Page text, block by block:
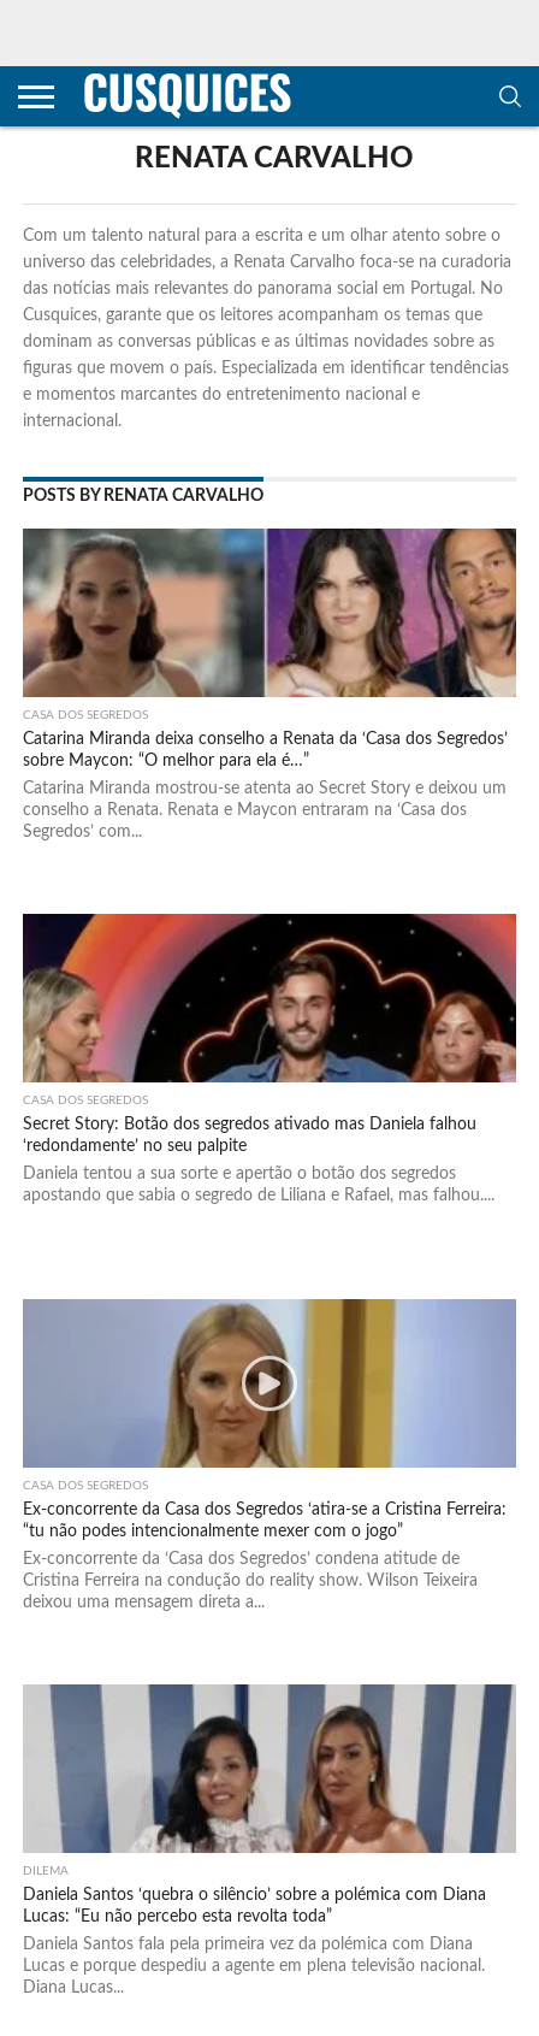
CONTACTOS
HOME
POLÍTICA DE
E COOKIES
SOBRE
TERMOS E
TRANSPARÊNCIA
METODOLOGIA
RENATA CARVALHO
Com um talento natural para a escrita e um olhar atento sobre o
universo das celebridades, a Renata Carvalho foca-se na curadoria
das notícias mais relevantes do panorama social em Portugal. No
Cusquices, garante que os leitores acompanham os temas que
dominam as conversas públicas e as últimas novidades sobre as
figuras que movem o país. Especializada em identificar tendências
e momentos marcantes do entretenimento nacional e
internacional.
POSTS BY RENATA CARVALHO
CASA DOS SEGREDOS
Catarina Miranda deixa conselho a Renata da ‘Casa dos Segredos’
sobre Maycon: “O melhor para ela é…”
Catarina Miranda mostrou-se atenta ao Secret Story e deixou um
conselho a Renata. Renata e Maycon entraram na ‘Casa dos
Segredos’ com...
CASA DOS SEGREDOS
Secret Story: Botão dos segredos ativado mas Daniela falhou
‘redondamente’ no seu palpite
Daniela tentou a sua sorte e apertão o botão dos segredos
apostando que sabia o segredo de Liliana e Rafael, mas falhou....
CASA DOS SEGREDOS
Ex-concorrente da Casa dos Segredos ‘atira-se a Cristina Ferreira:
“tu não podes intencionalmente mexer com o jogo”
Ex-concorrente da ‘Casa dos Segredos’ condena atitude de
Cristina Ferreira na condução do reality show. Wilson Teixeira
deixou uma mensagem direta a...
DILEMA
Daniela Santos ‘quebra o silêncio’ sobre a polémica com Diana
Lucas: “Eu não percebo esta revolta toda”
Daniela Santos fala pela primeira vez da polémica com Diana
Lucas e porque despediu a agente em plena televisão nacional.
Diana Lucas...